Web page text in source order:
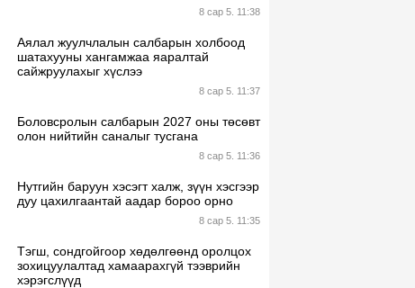
8 сар 5. 11:38
Аялал жуулчлалын салбарын холбоод
шатахууны хангамжаа яаралтай
сайжруулахыг хүслээ
8 сар 5. 11:37
Боловсролын салбарын 2027 оны төсөвт
олон нийтийн саналыг тусгана
8 сар 5. 11:36
Нутгийн баруун хэсэгт халж, зүүн хэсгээр
дуу цахилгаантай аадар бороо орно
8 сар 5. 11:35
Тэгш, сондгойгоор хөдөлгөөнд оролцох
зохицуулалтад хамаарахгүй тээврийн
хэрэгслүүд